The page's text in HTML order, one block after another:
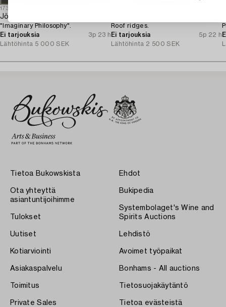
1730424
Jörgen Waring
"Imaginary Philosophy".
Ei tarjouksia
3p 23 h
Lähtöhinta 5 000 SEK
Roof ridges.
Ei tarjouksia
5p 22 h
Lähtöhinta 2 500 SEK
Tietoa Bukowskista
Ota yhteyttä
asiantuntijoihimme
Tulokset
Uutiset
Kotiarviointi
Asiakaspalvelu
Toimitus
Private Sales
Ehdot
Bukipedia
Systembolaget's Wine and
Spirits Auctions
Lehdistö
Avoimet työpaikat
Bonhams - All auctions
Tietosuojakäytäntö
Tietoa evästeistä